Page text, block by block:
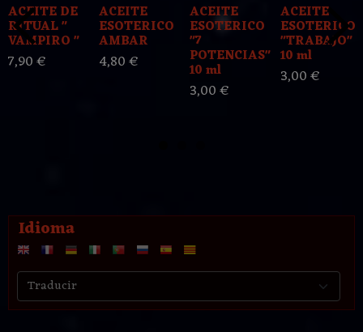
Idioma
ACEITE DE
RITUAL "
VAMPIRO "
7,90 €
ACEITE
ESOTERICO
AMBAR
4,80 €
ACEITE
ESOTERICO
"7
POTENCIAS"
10 ml
3,00 €
ACEITE
ESOTERICO
"TRABAJO"
10 ml
3,00 €